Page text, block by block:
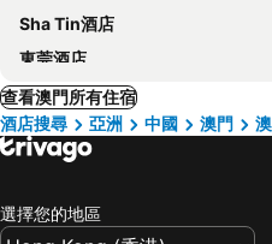
Sha Tin酒店
東莞酒店
查看澳門所有住宿
酒店搜尋
亞洲 中國 澳門
選擇您的地區